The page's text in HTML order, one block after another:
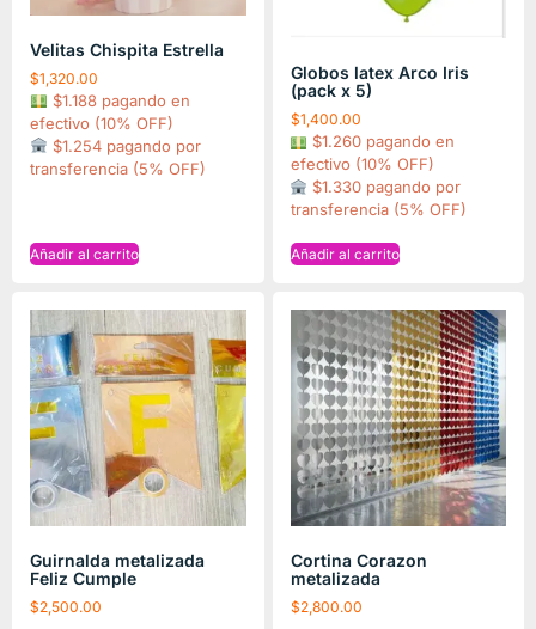
Velitas Chispita Estrella
$1,320.00
$1.188 pagando en
efectivo (10% OFF)
$1.254 pagando por
transferencia (5% OFF)
Añadir al carrito
Globos latex Arco Iris
(pack x 5)
$1,400.00
$1.260 pagando en
efectivo (10% OFF)
$1.330 pagando por
transferencia (5% OFF)
Añadir al carrito
Guirnalda metalizada
Feliz Cumple
$2,500.00
Cortina Corazon
metalizada
$2,800.00